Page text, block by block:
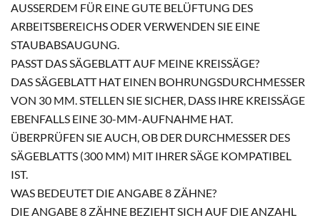
AUSSERDEM FÜR EINE GUTE BELÜFTUNG DES A
RBEITSBEREICHS ODER VERWENDEN SIE EINE S
TAUBABSAUGUNG.
PASST DAS SÄGEBLATT AUF MEINE KREISSÄGE?
DAS SÄGEBLATT HAT EINEN BOHRUNGSDURCHMESSER
VON 30 MM. STELLEN SIE SICHER, DASS IHRE KREISSÄGE
EBENFALLS EINE 30-MM-AUFNAHME HAT.
ÜBERPRÜFEN SIE AUCH, OB DER DURCHMESSER DES
SÄGEBLATTS (300 MM) MIT IHRER SÄGE KOMPATIBEL
IST.
WAS BEDEUTET DIE ANGABE 8 ZÄHNE?
DIE ANGABE 8 ZÄHNE BEZIEHT SICH AUF DIE ANZAHL